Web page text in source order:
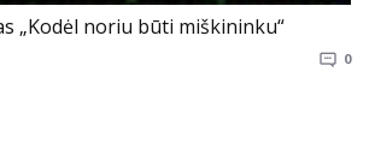
„Kodėl noriu būti miškininku“
0